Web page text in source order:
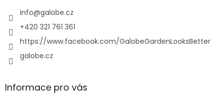
info@galobe.cz
+420 321 761 361
https://www.facebook.com/GalobeGardenLooksBetter
galobe.cz
Informace pro vás